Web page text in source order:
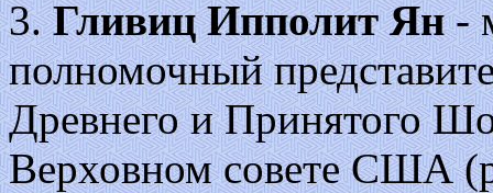
3.Гливиц Ипполит Ян-
полномочный
Древнего и Принятого
Верховном совете США